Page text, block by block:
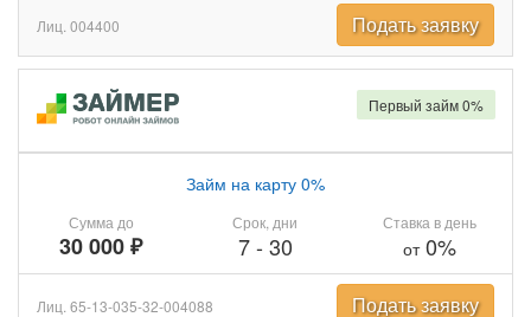
Лиц. 004400 Подать заявку
Сумма до
30 000 ₽
Займ на карту 0%
Срок, дни
7- 30
Ставка в день
от0%
Первый займ 0%
Лиц. 65-13-035-32-004088 Подать заявку